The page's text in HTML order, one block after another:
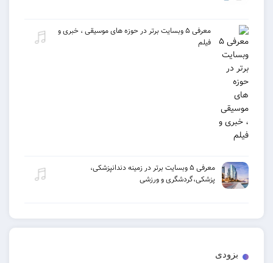
معرفی ۵ وبسایت برتر در حوزه های موسیقی ، خبری و
فیلم
معرفی ۵ وبسایت برتر در زمینه دندانپزشکی،
پزشکی،گردشگری و ورزشی
بزودی